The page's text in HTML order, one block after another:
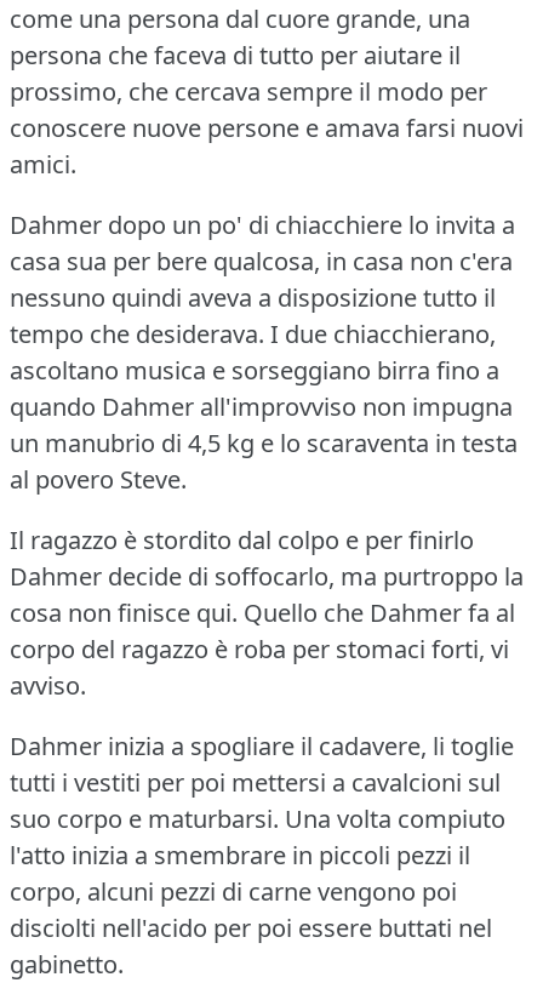
come una persona dal cuore grande, una
persona che faceva di tutto per aiutare il
prossimo, che cercava sempre il modo per
conoscere nuove persone e amava farsi nuovi
amici.
Dahmer dopo un po' di chiacchiere lo invita a
casa sua per bere qualcosa, in casa non c'era
nessuno quindi aveva a disposizione tutto il
tempo che desiderava. I due chiacchierano,
ascoltano musica e sorseggiano birra fino a
quando Dahmer all'improvviso non impugna
un manubrio di 4,5 kg e lo scaraventa in testa
al povero Steve.
Il ragazzo è stordito dal colpo e per finirlo
Dahmer decide di soffocarlo, ma purtroppo la
cosa non finisce qui. Quello che Dahmer fa al
corpo del ragazzo è roba per stomaci forti, vi
avviso.
Dahmer inizia a spogliare il cadavere, li toglie
tutti i vestiti per poi mettersi a cavalcioni sul
suo corpo e maturbarsi. Una volta compiuto
l'atto inizia a smembrare in piccoli pezzi il
corpo, alcuni pezzi di carne vengono poi
disciolti nell'acido per poi essere buttati nel
gabinetto.